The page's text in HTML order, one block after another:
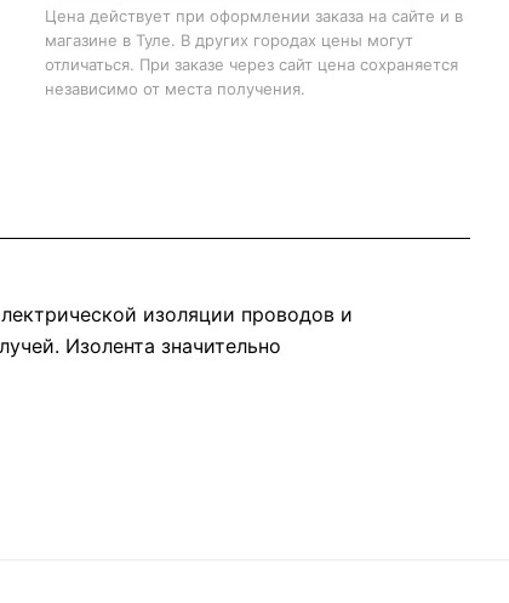
Цена действует при оформлении заказа на сайте и в
магазине в Туле. В других городах цены могут
отличаться. При заказе через сайт цена сохраняется
независимо от места получения.
изоляции проводов и
Изолента значительно